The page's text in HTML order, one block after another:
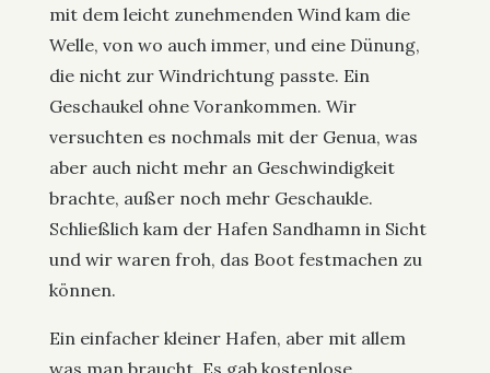
mit dem leicht zunehmenden Wind kam die
Welle, von wo auch immer, und eine Dünung,
die nicht zur Windrichtung passte. Ein
Geschaukel ohne Vorankommen. Wir
versuchten es nochmals mit der Genua, was
aber auch nicht mehr an Geschwindigkeit
brachte, außer noch mehr Geschaukle.
Schließlich kam der Hafen Sandhamn in Sicht
und wir waren froh, das Boot festmachen zu
können.
Ein einfacher kleiner Hafen, aber mit allem
was man braucht. Es gab kostenlose